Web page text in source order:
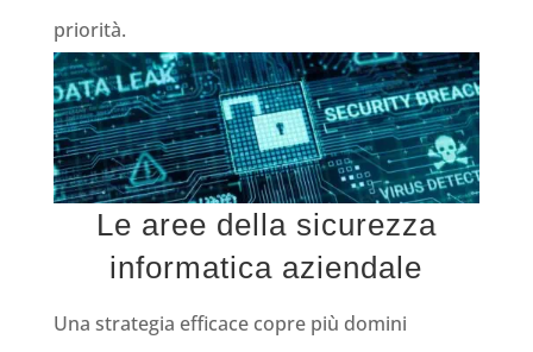
priorità.
Le aree della sicurezza
informatica aziendale
Una strategia efficace copre più domini